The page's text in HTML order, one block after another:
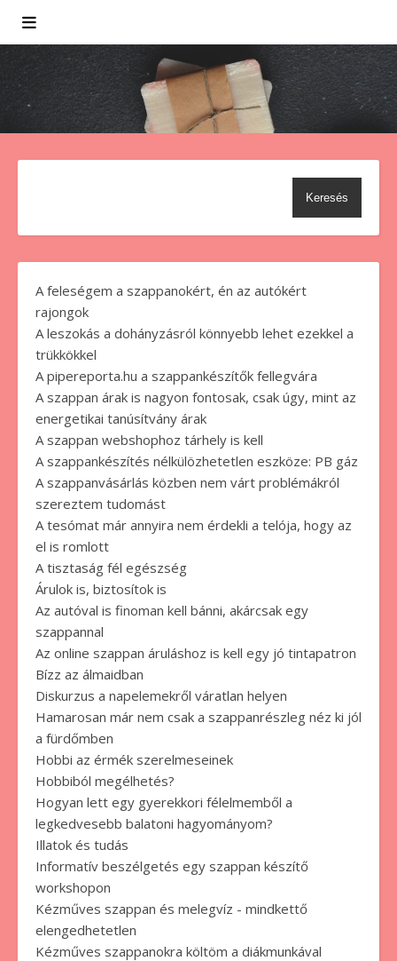
Keresés
A feleségem a szappanokért, én az autókért
rajongok
A leszokás a dohányzásról könnyebb lehet ezekkel a
trükkökkel
A pipereporta.hu a szappankészítők fellegvára
A szappan árak is nagyon fontosak, csak úgy, mint az
energetikai tanúsítvány árak
A szappan webshophoz tárhely is kell
A szappankészítés nélkülözhetetlen eszköze: PB gáz
A szappanvásárlás közben nem várt problémákról
szereztem tudomást
A tesómat már annyira nem érdekli a telója, hogy az
el is romlott
A tisztaság fél egészség
Árulok is, biztosítok is
Az autóval is finoman kell bánni, akárcsak egy
szappannal
Az online szappan áruláshoz is kell egy jó tintapatron
Bízz az álmaidban
Diskurzus a napelemekről váratlan helyen
Hamarosan már nem csak a szappanrészleg néz ki jól
a fürdőmben
Hobbi az érmék szerelmeseinek
Hobbiból megélhetés?
Hogyan lett egy gyerekkori félelmemből a
legkedvesebb balatoni hagyományom?
Illatok és tudás
Informatív beszélgetés egy szappan készítő
workshopon
Kézműves szappan és melegvíz - mindkettő
elengedhetetlen
Kézműves szappanokra költöm a diákmunkával